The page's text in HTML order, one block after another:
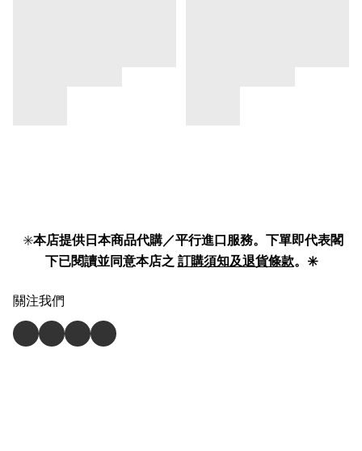
✳️本店提供日本商品代購／平行進口服務。下單即代表閣
下已閱讀並同意本店之 訂購須知及退貨條款。✳️
關注我們